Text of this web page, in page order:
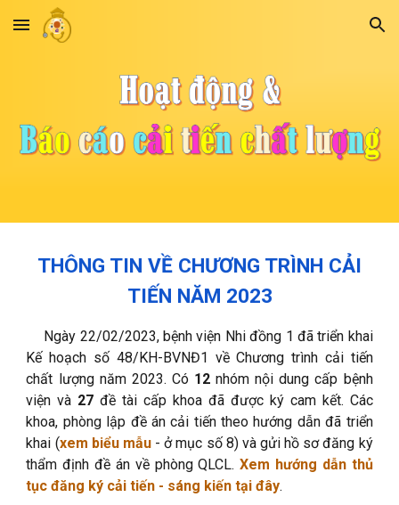
Skip to main content Skip to navigation
THÔNG TIN VỀ CHƯƠNG TRÌNH CẢI
TIẾN NĂM 2023
Ngày 22/02/2023, bệnh viện Nhi đồng 1 đã triển khai
Kế hoạch số 48/KH-BVNĐ1 về Chương trình cải tiến
chất lượng năm 2023. Có 12 nhóm nội dung cấp bệnh
viện và 27 đề tài cấp khoa đã được ký cam kết. Các
khoa, phòng lập đề án cải tiến theo hướng dẫn đã triển
khai (xem biểu mẫu- ở mục số 8) và gửi hồ sơ đăng ký
thẩm định đề án về phòng QLCL.Xem hướng dẫn thủ
tục đăng ký cải tiến - sáng kiến tại đây.